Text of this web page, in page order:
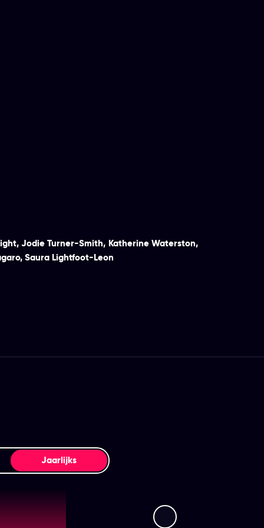
, Jodie Turner-Smith, Katherine Waterston,
, Saura Lightfoot-Leon
Jaarlijks
Premium Streamz Basic